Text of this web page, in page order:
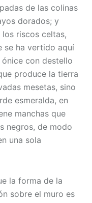
de las colinas
dorados; y
riscos celtas,
se ha vertido aquí
con destello
produce la tierra
mesetas, sino
esmeralda, en
manchas que
negros, de modo
una sola
la forma de la
sobre el muro es